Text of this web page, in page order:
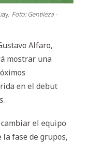
Foto: Gentileza -
Alfaro,
mostrar una
en el debut
el equipo
la fase de grupos,